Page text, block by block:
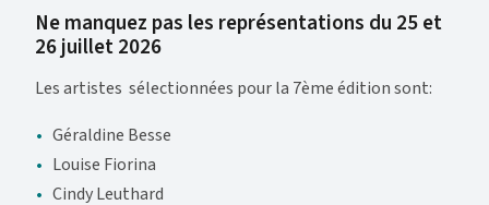
Ne manquez pas les représentations du 25 et
26 juillet 2026
Les artistes sélectionnées pour la 7ème édition sont:
Géraldine Besse
Louise Fiorina
Cindy Leuthard